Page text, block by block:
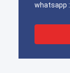
whatsapp :